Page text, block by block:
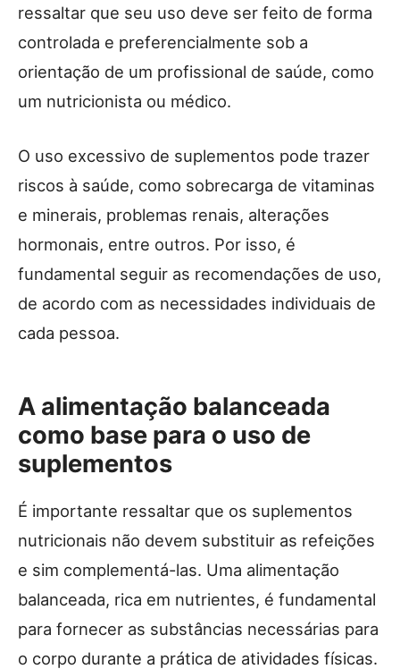
ressaltar que seu uso deve ser feito de forma
controlada e preferencialmente sob a
orientação de um profissional de saúde, como
um nutricionista ou médico.
O uso excessivo de suplementos pode trazer
riscos à saúde, como sobrecarga de vitaminas
e minerais, problemas renais, alterações
hormonais, entre outros. Por isso, é
fundamental seguir as recomendações de uso,
de acordo com as necessidades individuais de
cada pessoa.
A alimentação balanceada
como base para o uso de
suplementos
É importante ressaltar que os suplementos
nutricionais não devem substituir as refeições
e sim complementá-las. Uma alimentação
balanceada, rica em nutrientes, é fundamental
para fornecer as substâncias necessárias para
o corpo durante a prática de atividades físicas.